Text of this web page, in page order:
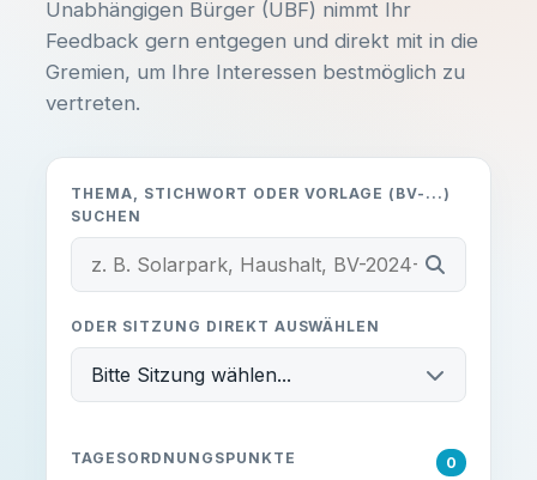
Unabhängigen Bürger (UBF) nimmt Ihr
Feedback gern entgegen und direkt mit in die
Gremien, um Ihre Interessen bestmöglich zu
vertreten.
THEMA, STICHWORT ODER VORLAGE (BV-...)
SUCHEN
ODER SITZUNG DIREKT AUSWÄHLEN
Bitte Sitzung wählen...
TAGESORDNUNGSPUNKTE 0